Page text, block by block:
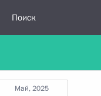
Поиск
май, 2025